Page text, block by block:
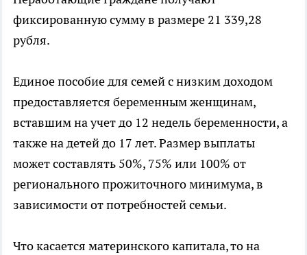
фиксированную сумму в размере 21 339,28
рубля.
Единое пособие для семей с низким доходом
предоставляется беременным женщинам,
вставшим на учет до 12 недель беременности, а
также на детей до 17 лет. Размер выплаты
может составлять 50%, 75% или 100% от
регионального прожиточного минимума, в
зависимости от потребностей семьи.
Что касается материнского капитала, то на